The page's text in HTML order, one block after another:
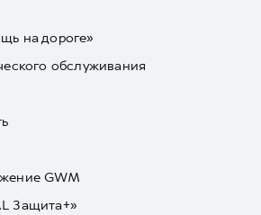
на дороге»
обслуживания
GWM
Защита+»